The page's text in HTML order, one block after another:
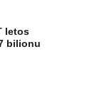
letos
bilionu